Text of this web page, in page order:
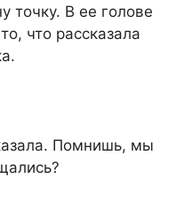
точку. В ее голове
что рассказала
Помнишь, мы